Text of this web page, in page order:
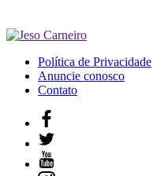
Política de Privacidade
Anuncie conosco
Contato